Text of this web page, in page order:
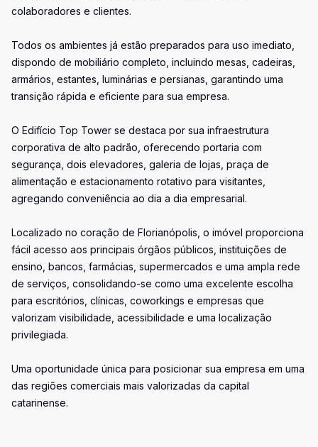
colaboradores e clientes.
Todos os ambientes já estão preparados para uso imediato,
dispondo de mobiliário completo, incluindo mesas, cadeiras,
armários, estantes, luminárias e persianas, garantindo uma
transição rápida e eficiente para sua empresa.
O Edifício Top Tower se destaca por sua infraestrutura
corporativa de alto padrão, oferecendo portaria com
segurança, dois elevadores, galeria de lojas, praça de
alimentação e estacionamento rotativo para visitantes,
agregando conveniência ao dia a dia empresarial.
Localizado no coração de Florianópolis, o imóvel proporciona
fácil acesso aos principais órgãos públicos, instituições de
ensino, bancos, farmácias, supermercados e uma ampla rede
de serviços, consolidando-se como uma excelente escolha
para escritórios, clínicas, coworkings e empresas que
valorizam visibilidade, acessibilidade e uma localização
privilegiada.
Uma oportunidade única para posicionar sua empresa em uma
das regiões comerciais mais valorizadas da capital
catarinense.